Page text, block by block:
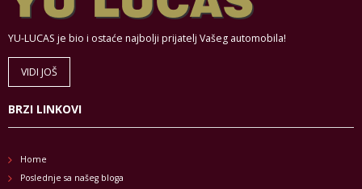
YU-LUCAS je bio i ostaće najbolji prijatelj Vašeg automobila!
VIDI JOŠ
BRZI LINKOVI
Home
Poslednje sa našeg bloga